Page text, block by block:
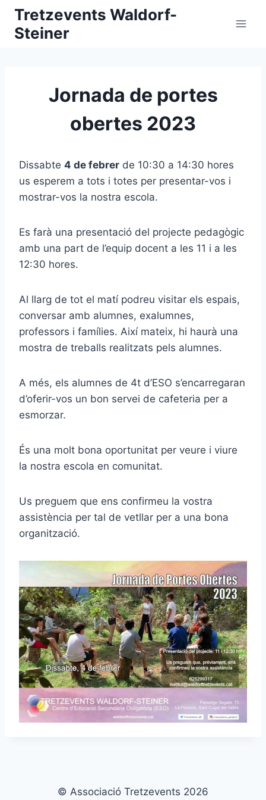
Vés
contingut
Tretzevents Waldorf-
Steiner
Jornada de portes
obertes 2023
Dissabte 4 de febrer de 10:30 a 14:30 hores
us esperem a tots i totes per presentar-vos i
mostrar-vos la nostra escola.
Es farà una presentació del projecte pedagògic
amb una part de l’equip docent a les 11 i a les
12:30 hores.
Al llarg de tot el matí podreu visitar els espais,
conversar amb alumnes, exalumnes,
professors i famílies. Així mateix, hi haurà una
mostra de treballs realitzats pels alumnes.
A més, els alumnes de 4t d’ESO s’encarregaran
d’oferir-vos un bon servei de cafeteria per a
esmorzar.
És una molt bona oportunitat per veure i viure
la nostra escola en comunitat.
Us preguem que ens confirmeu la vostra
assistència per tal de vetllar per a una bona
organització.
© Associació Tretzevents 2026